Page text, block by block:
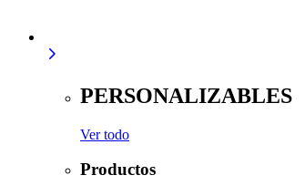
PERSONALIZABLES
Ver todo
Productos